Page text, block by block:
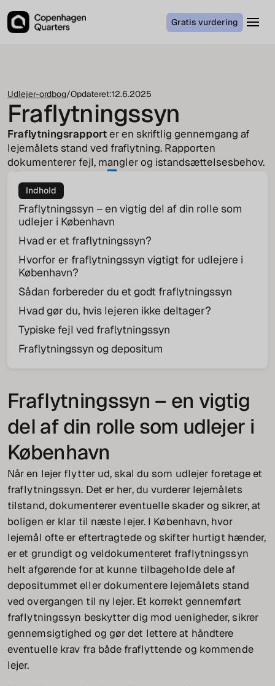
Gratis vurdering
Udlejer-ordbog/Opdateret:12.6.2025
Fraflytningssyn
Fraflytningsrapporter en skriftlig gennemgang af
lejemålets stand ved fraflytning. Rapporten
dokumenterer fejl, mangler og istandsættelsesbehov.
Jakob von Cappeln
COO
Indhold
Fraflytningssyn – en vigtig del af din rolle som
udlejer i København
Hvad er et fraflytningssyn?
Hvorfor er fraflytningssyn vigtigt for udlejere i
København?
Sådan forbereder du et godt fraflytningssyn
Hvad gør du, hvis lejeren ikke deltager?
Typiske fejl ved fraflytningssyn
Fraflytningssyn og depositum
Fraflytningssyn – en vigtig
del af din rolle som udlejer i
København
Når en lejer flytter ud, skal du som udlejer foretage et
fraflytningssyn. Det er her, du vurderer lejemålets
tilstand, dokumenterer eventuelle skader og sikrer, at
boligen er klar til næste lejer. I København, hvor
lejemål ofte er eftertragtede og skifter hurtigt hænder,
er et grundigt og veldokumenteret fraflytningssyn
helt afgørende for at kunne tilbageholde dele af
depositummet eller dokumentere lejemålets stand
ved overgangen til ny lejer. Et korrekt gennemført
fraflytningssyn beskytter dig mod uenigheder, sikrer
gennemsigtighed og gør det lettere at håndtere
eventuelle krav fra både fraflyttende og kommende
lejer.